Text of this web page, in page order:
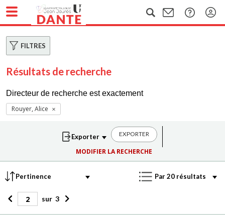
FILTRES
Résultats de recherche
Directeur de recherche est exactement
Rouyer, Alice
EXPORTER
MODIFIER LA RECHERCHE
sur 3